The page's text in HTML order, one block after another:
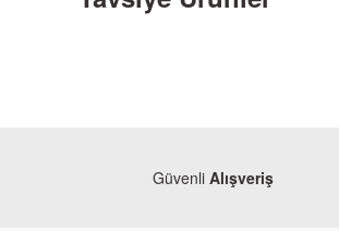
Güvenli Alışveriş